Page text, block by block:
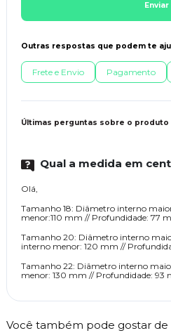
Enviar
Outras respostas que podem te
Frete e Envio Pagamento
Últimas perguntas sobre o produto
Qual a medida em
Olá,
Tamanho 18: Diâmetro interno
menor:110 mm // Profundidade: 77
Tamanho 20: Diâmetro interno
interno menor: 120 mm //
Tamanho 22: Diâmetro interno
menor: 130 mm // Profundidade: 93
Você também pode gostar de